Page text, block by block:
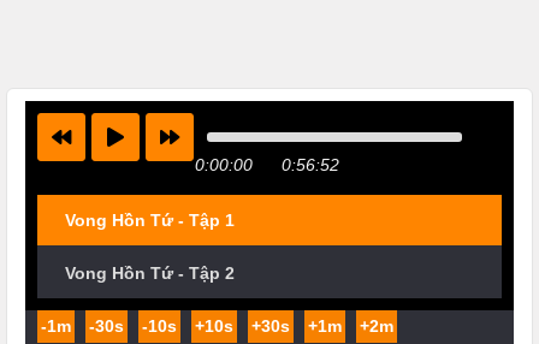
0:00:00 0:56:52
Vong Hồn Tứ - Tập 1
Vong Hồn Tứ - Tập 2
-1m -30s -10s +10s +30s +1m +2m